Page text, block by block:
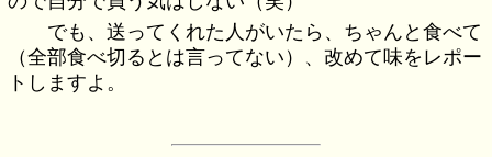
でも、送ってくれた人がいたら、ちゃんと食べて
（全部食べ切るとは言ってない）、改めて味をレポー
トしますよ。